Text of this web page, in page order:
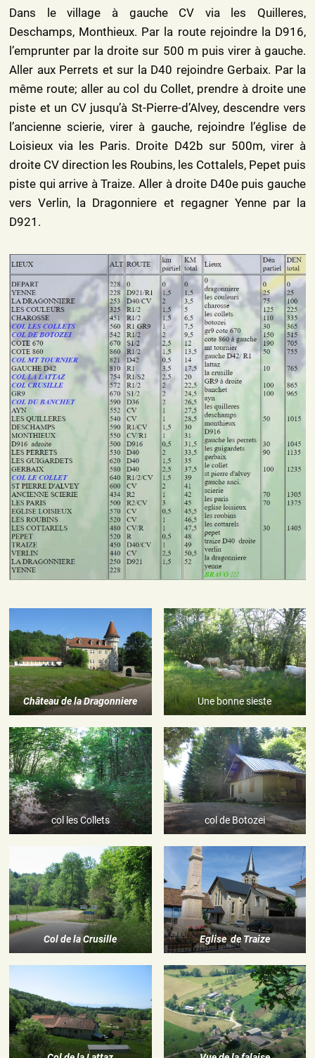
Dans le village à gauche CV via les Quilleres,
Deschamps, Monthieux. Par la route rejoindre la D916,
l’emprunter par la droite sur 500 m puis virer à gauche.
Aller aux Perrets et sur la D40 rejoindre Gerbaix. Par la
même route; aller au col du Collet, prendre à droite une
piste et un CV jusqu’à St-Pierre-d’Alvey, descendre vers
l’ancienne scierie, virer à gauche, rejoindre l’église de
Loisieux via les Paris. Droite D42b sur 500m, virer à
droite CV direction les Roubins, les Cottalels, Pepet puis
piste qui arrive à Traize. Aller à droite D40e puis gauche
vers Verlin, la Dragonniere et regagner Yenne par la
D921.
Château de la Dragonniere Une bonne sieste
col les Collets col de Botozei
Col de la Crusille Eglise de Traize